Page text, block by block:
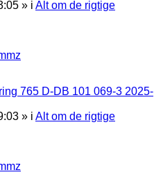
» i Alt om de rigtige
765 D-DB 101 069-3 2025-
» i Alt om de rigtige